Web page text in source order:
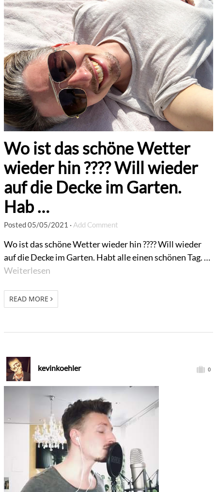
Wo ist das schöne Wetter
wieder hin ???? Will wieder
auf die Decke im Garten.
Hab …
Posted05/05/2021 · Add Comment
Wo ist das schöne Wetter wieder hin ???? Will wieder
auf die Decke im Garten. Habt alle einen schönen Tag. …
Weiterlesen
READ MORE
kevinkoehler 0